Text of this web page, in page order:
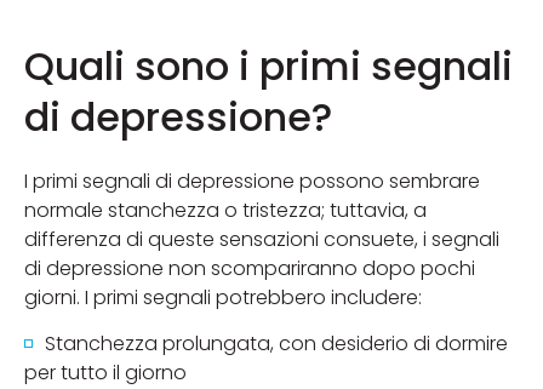
Quali sono i primi segnali
di depressione?
I primi segnali di depressione possono sembrare
normale stanchezza o tristezza; tuttavia, a
differenza di queste sensazioni consuete, i segnali
di depressione non scompariranno dopo pochi
giorni. I primi segnali potrebbero includere:
Stanchezza prolungata, con desiderio di dormire
per tutto il giorno